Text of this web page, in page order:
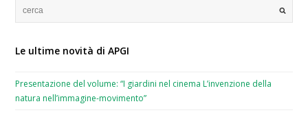
Le ultime novità di APGI
Presentazione del volume: “I giardini nel cinema L’invenzione della
natura nell’immagine-movimento”